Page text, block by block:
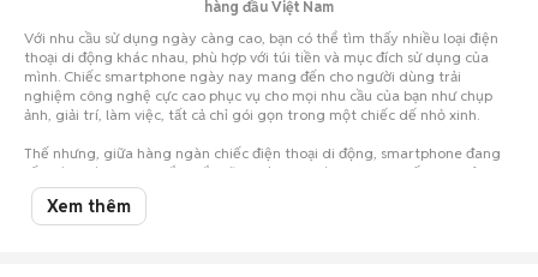
hàng đầu Việt Nam
Với nhu cầu sử dụng ngày càng cao, bạn có thể tìm thấy nhiều loại điện
thoại di động khác nhau, phù hợp với túi tiền và mục đích sử dụng của
mình. Chiếc smartphone ngày nay mang đến cho người dùng trải
nghiệm công nghệ cực cao phục vụ cho mọi nhu cầu của bạn như chụp
ảnh, giải trí, làm việc, tất cả chỉ gói gọn trong một chiếc dế nhỏ xinh.
Thế nhưng, giữa hàng ngàn chiếc điện thoại di động, smartphone đang
rất thịnh hành, bạn chắc chắn sẽ vô cùng choáng ngợp, khiến cho việc lựa
chọn trở nên vô cùng khó khăn. Nhất là khi hầu bao eo hẹp thì việc cân
nhắc nên mua điện thoại cũ hay mới, mua của hãng điện thoại nào... lại
càng khó giải quyết.
Xem thêm